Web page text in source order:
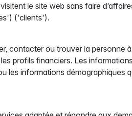
le site web sans faire
('clients').
contacter ou trouver la personne
profils financiers. Les
informations démographiques